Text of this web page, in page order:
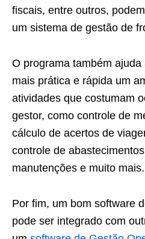
fiscais, entre outros,
um sistema de gestão de
O programa também
mais prática e rápida um
atividades que costumam
gestor, como controle de
cálculo de acertos de
controle de
manutenções e muito mais.
Por fim, um bom software
pode ser integrado com